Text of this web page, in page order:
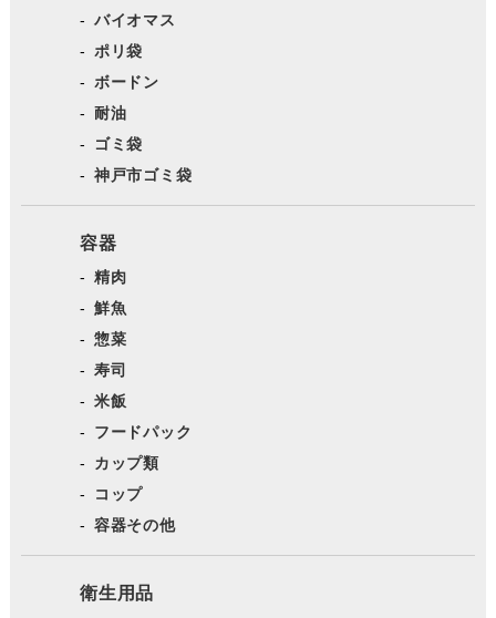
バイオマス
ポリ袋
ボードン
耐油
ゴミ袋
神戸市ゴミ袋
容器
精肉
鮮魚
惣菜
寿司
米飯
フードパック
カップ類
コップ
容器その他
衛生用品